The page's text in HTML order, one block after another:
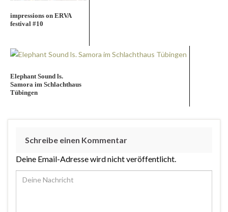
impressions on ERVA
festival #10
Elephant Sound ls.
Samora im Schlachthaus
Tübingen
Schreibe einen Kommentar
Deine Email-Adresse wird nicht veröffentlicht.